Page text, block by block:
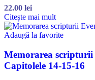
22.00 lei
Citește mai mult
Adaugă la favorite
Memorarea
Capitolele 14-15-16